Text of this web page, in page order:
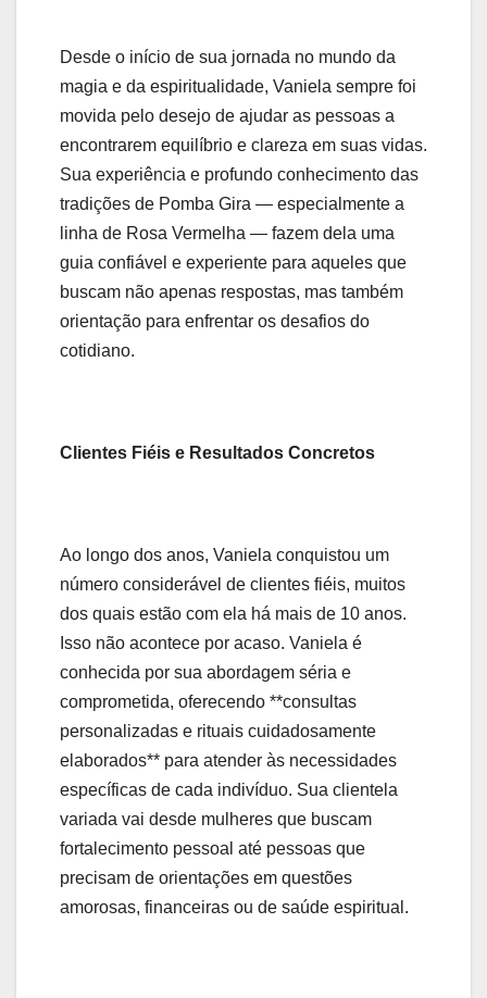
Desde o início de sua jornada no mundo da
magia e da espiritualidade, Vaniela sempre foi
movida pelo desejo de ajudar as pessoas a
encontrarem equilíbrio e clareza em suas vidas.
Sua experiência e profundo conhecimento das
tradições de Pomba Gira — especialmente a
linha de Rosa Vermelha — fazem dela uma
guia confiável e experiente para aqueles que
buscam não apenas respostas, mas também
orientação para enfrentar os desafios do
cotidiano.
Clientes Fiéis e Resultados Concretos
Ao longo dos anos, Vaniela conquistou um
número considerável de clientes fiéis, muitos
dos quais estão com ela há mais de 10 anos.
Isso não acontece por acaso. Vaniela é
conhecida por sua abordagem séria e
comprometida, oferecendo **consultas
personalizadas e rituais cuidadosamente
elaborados** para atender às necessidades
específicas de cada indivíduo. Sua clientela
variada vai desde mulheres que buscam
fortalecimento pessoal até pessoas que
precisam de orientações em questões
amorosas, financeiras ou de saúde espiritual.